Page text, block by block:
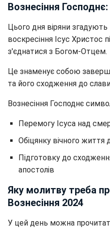
Вознесіння
Цього дня віряни згадують
воскресіння Ісус Христос
з'єднатися з Богом-Отцем.
Це знаменує собою
та його сходження до
Вознесіння Господнє
Перемогу Ісуса над
Обіцянку вічного життя
Підготовку до
апостолів
Яку молитву треба
Вознесіння 2024
У цей день можна